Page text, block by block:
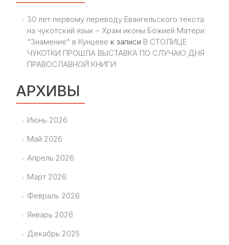
30 лет первому переводу Евангельского текста
на чукотский язык – Храм иконы Божией Матери
"Знамение" в Кунцеве к записи В СТОЛИЦЕ
ЧУКОТКИ ПРОШЛА ВЫСТАВКА ПО СЛУЧАЮ ДНЯ
ПРАВОСЛАВНОЙ КНИГИ
АРХИВЫ
Июнь 2026
Май 2026
Апрель 2026
Март 2026
Февраль 2026
Январь 2026
Декабрь 2025